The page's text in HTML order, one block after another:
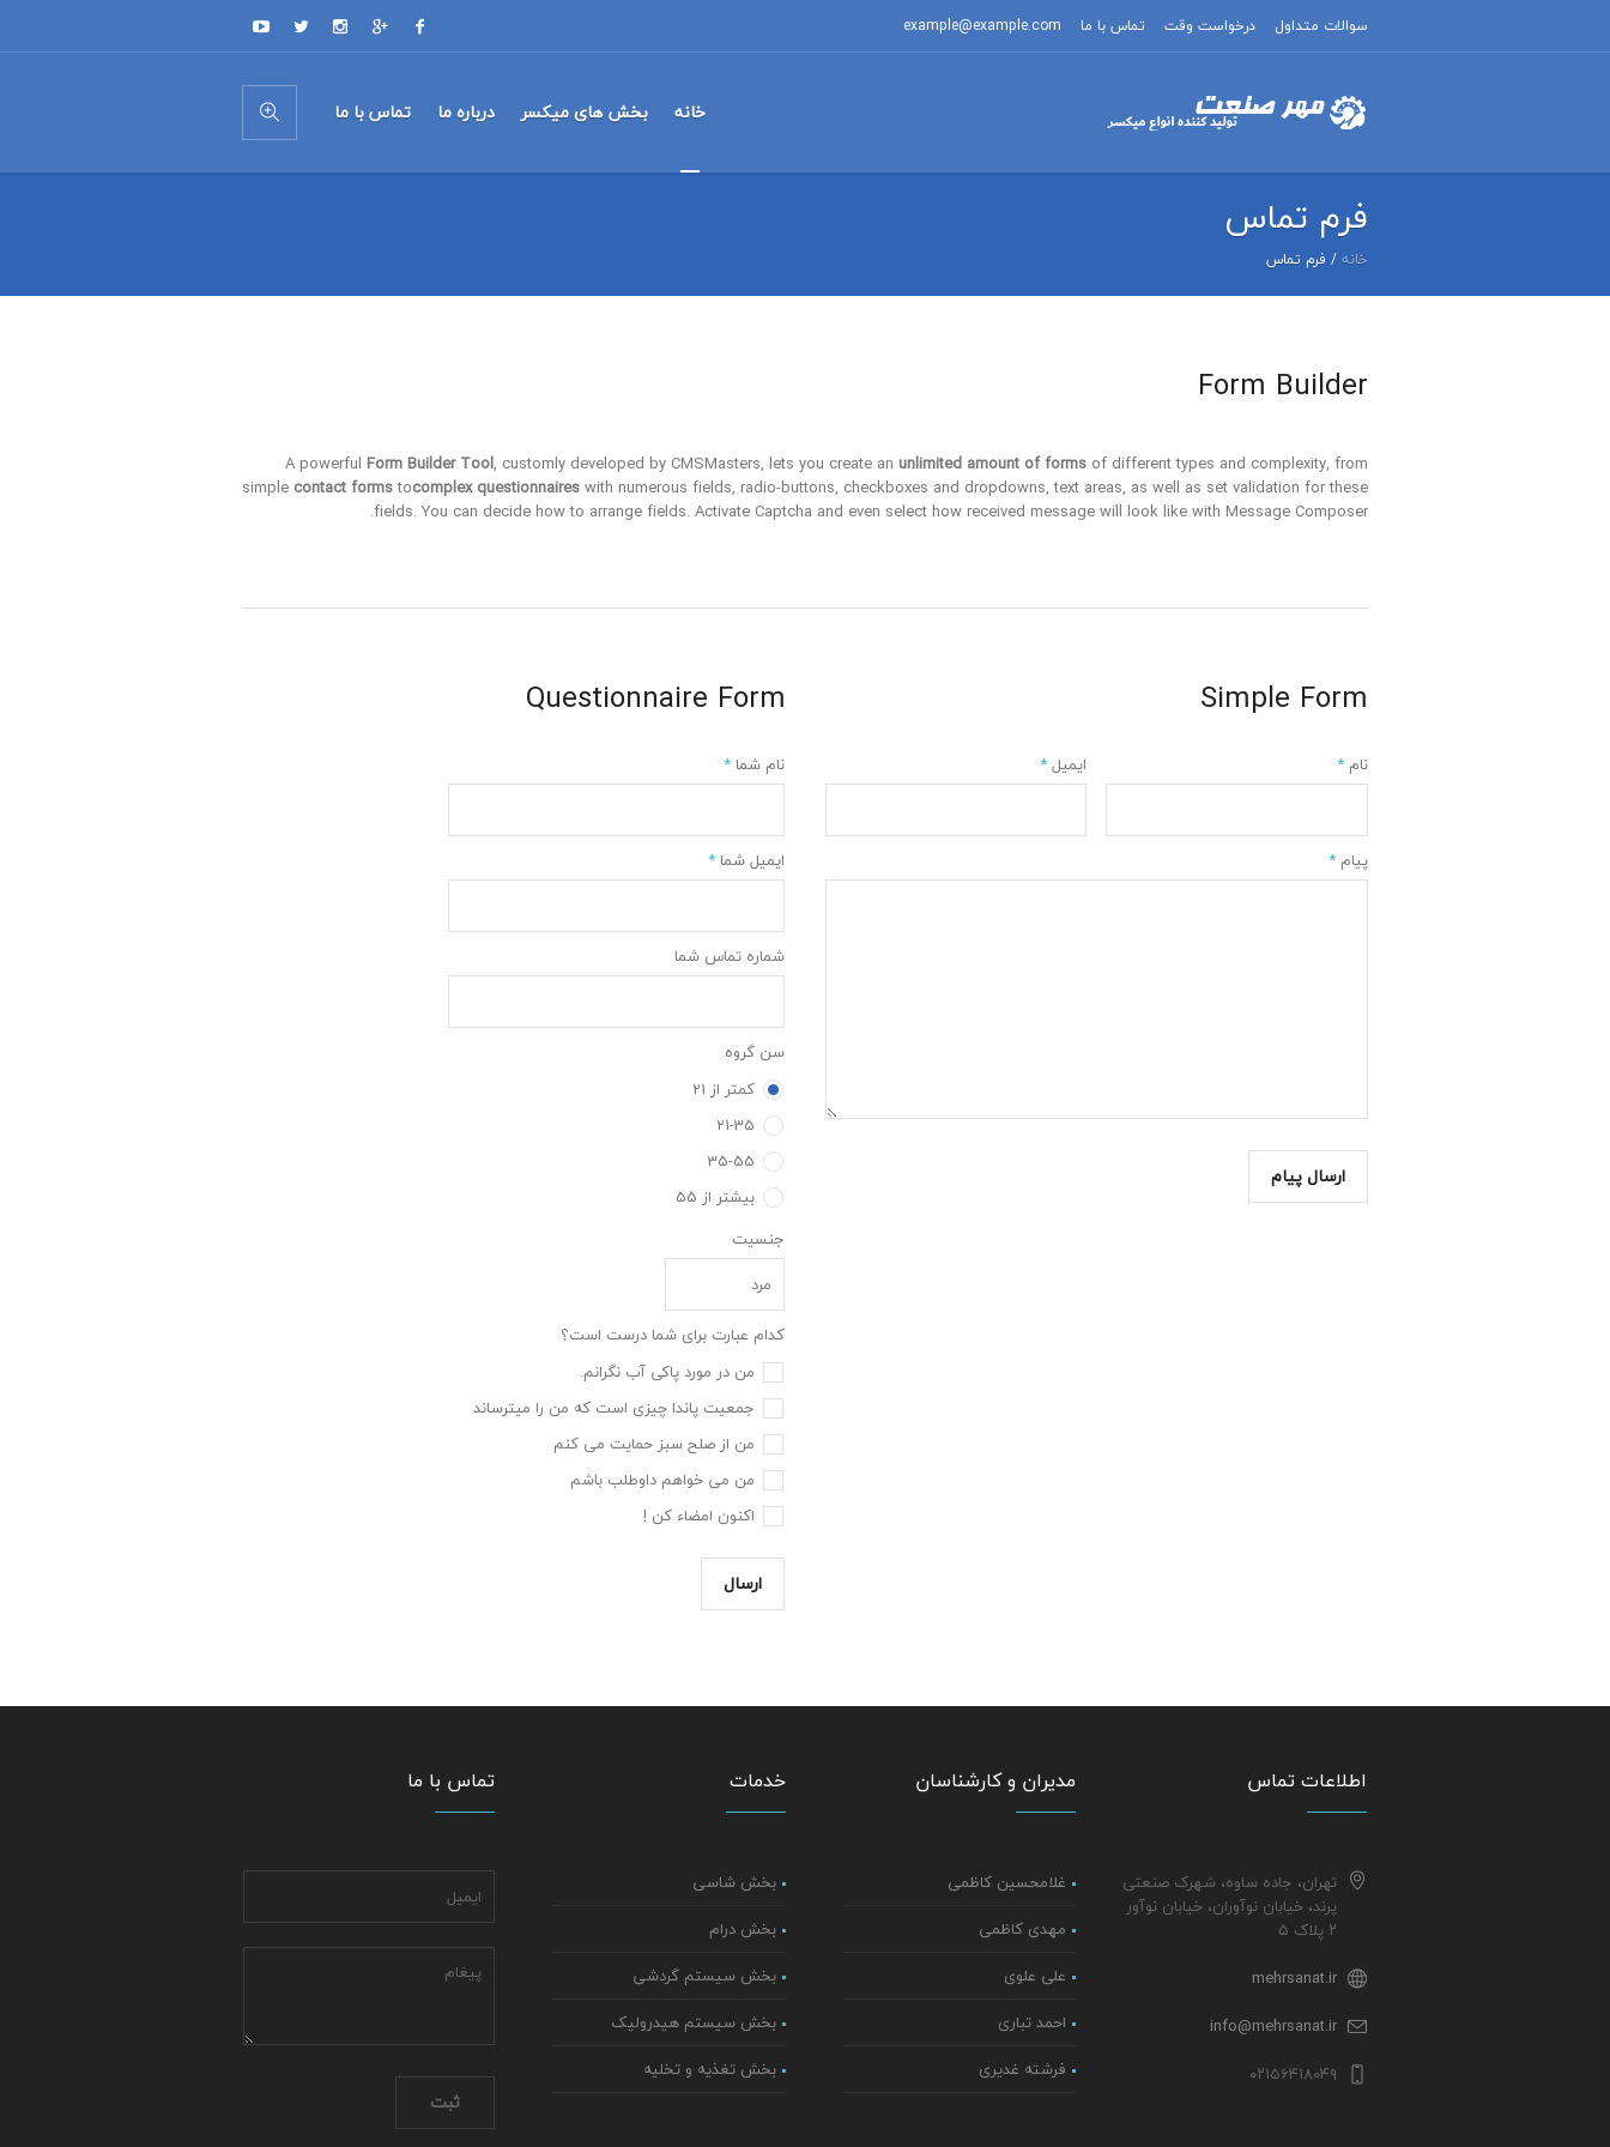
سوالات متداول درخواست وقت تماس با ما example@example.com
خانه بخش های میکسر درباره ما تماس با ما
فرم تماس
خانه/ فرم تماس
Form Builder
A powerful Form Builder Tool, customly developed by CMSMasters, lets you create an unlimited amount of forms of different types and complexity, from
simple contact formstocomplex questionnaireswith numerous fields, radio-buttons, checkboxes and dropdowns, text areas, as well as set validation for these
fields. You can decide how to arrange fields. Activate Captcha and even select how received message will look like with Message Composer.
Simple Form
نام* ایمیل*
پیام*
ارسال پیام
Questionnaire Form
نام شما *
ایمیل شما *
شماره تماس شما
سن گروه
کمتر از 21
21-35
35-55
بیشتر از 55
جنسيت
کدام عبارت برای شما درست است؟
من در مورد پاکی آب نگرانم.
جمعیت پاندا چیزی است که من را میترساند
من از صلح سبز حمایت می کنم
من می خواهم داوطلب باشم
اکنون امضاء کن !
ارسال
اطلاعات تماس
تهران، جاده ساوه، شهرک صنعتی
پرند، خیابان نوآوران، خیابان نوآور
۲ پلاک ۵
mehrsanat.ir
info@mehrsanat.ir
۰۲۱۵۶۴۱۸۰۴۹
مدیران و کارشناسان
غلامحسین کاظمی
مهدی کاظمی
علی علوی
احمد تباری
فرشته غدیری
خدمات
بخش شاسی
بخش درام
بخش سیستم گردشی
بخش سیستم هیدرولیک
بخش تغذیه و تخلیه
تماس با ما